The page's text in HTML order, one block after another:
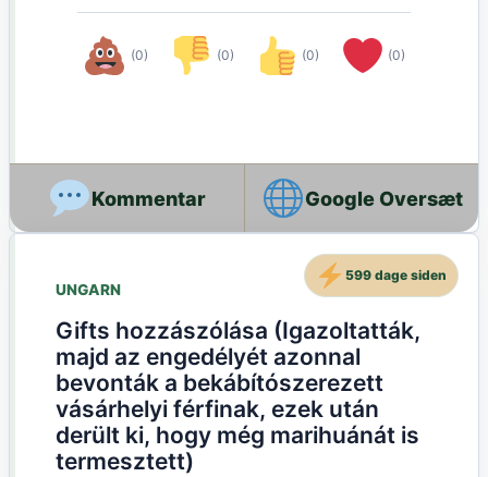
(0) (0) (0) (0)
Google Oversæt
UNGARN
Gifts hozzászólása (Igazoltatták,
majd az engedélyét azonnal
bevonták a bekábítószerezett
vásárhelyi férfinak, ezek után
derült ki, hogy még marihuánát is
termesztett)
599 dage siden